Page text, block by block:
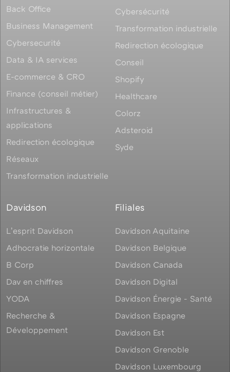
Back Office
Business Management
Cybersecurité
Data & IA services
E-commerce & CRO
Finance (conseil métier)
Infrastructures &
applications
Redirection écologique
Réseaux
Transformation industrielle
Cybersécurité
Transformation industrielle
Redirection écologique
Conseil
Shopify
Healthcare
Colorz
Adsteroid
Syde
Davidson
Lʼesprit Davidson
Adhocratie horizontale
B Corp
Dav en chiffres
YODA
Recherche &
Développement
Filiales
Davidson Aquitaine
Davidson Belgique
Davidson Canada
Davidson Digital
Davidson Énergie - Santé
Davidson Espagne
Davidson Est
Davidson Grenoble
Davidson Luxembourg